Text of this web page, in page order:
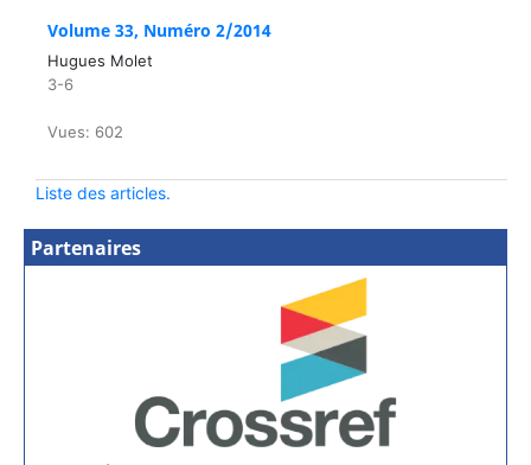
Volume 33, Numéro 2/2014
Hugues Molet
3-6
Vues: 602
Liste des articles.
Partenaires